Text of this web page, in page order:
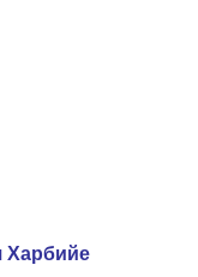
Харбийе